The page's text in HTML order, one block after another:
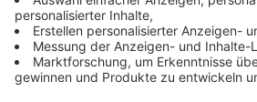
Anzeige
Im zweiten Bauabschnitt erfolgen